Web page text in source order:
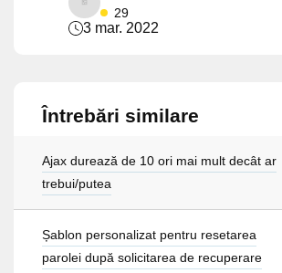
29
3 mar. 2022
Întrebări similare
Ajax durează de 10 ori mai mult decât ar
trebui/putea
Șablon personalizat pentru resetarea
parolei după solicitarea de recuperare